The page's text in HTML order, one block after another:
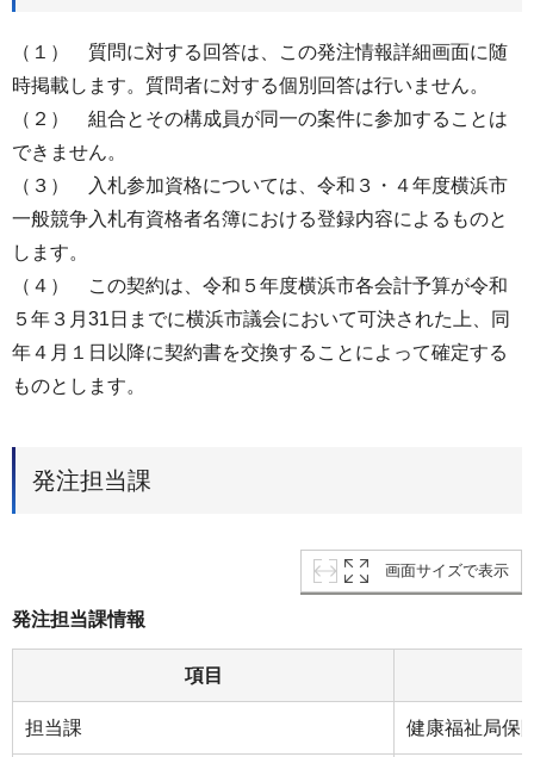
（１） 質問に対する回答は、この発注情報詳細画面に随
時掲載します。質問者に対する個別回答は行いません。
（２） 組合とその構成員が同一の案件に参加することは
できません。
（３） 入札参加資格については、令和３・４年度横浜市
一般競争入札有資格者名簿における登録内容によるものと
します。
（４） この契約は、令和５年度横浜市各会計予算が令和
５年３月31日までに横浜市議会において可決された上、同
年４月１日以降に契約書を交換することによって確定する
ものとします。
発注担当課
画面サイズで表示
発注担当課情報
項目
担当課 健康福祉局保